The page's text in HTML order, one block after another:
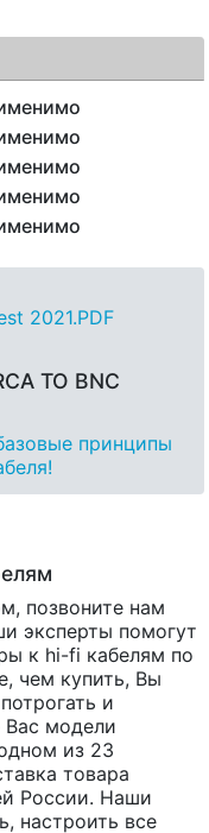
2021.PDF
TO BNC
принципы
позвоните нам
эксперты помогут
к hi-fi кабелям по
чем купить, Вы
и
Вас модели
из 23
товара
России. Наши
настроить все